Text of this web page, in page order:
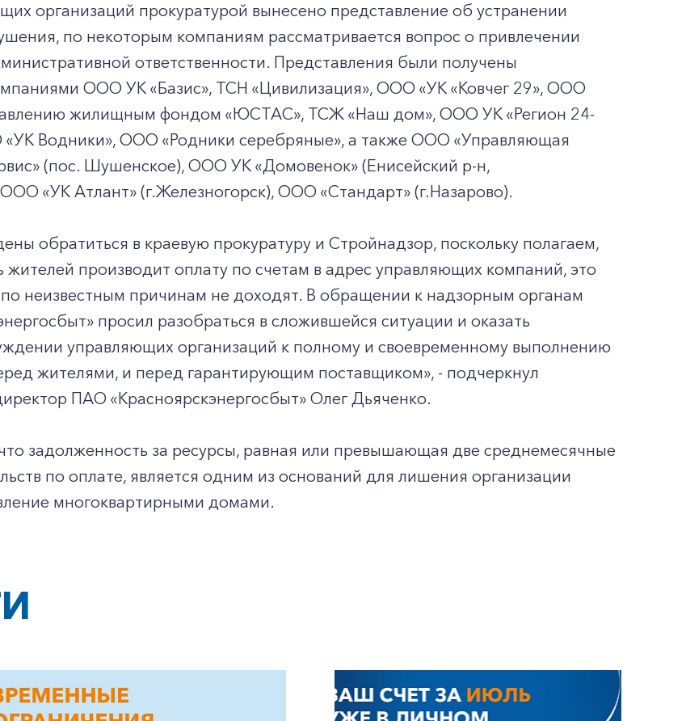
700-24-57
клиентам
организаций прокуратурой вынесено представление об устранении
по некоторым компаниям рассматривается вопрос о привлечении
ответственности. Представления были получены
ООО УК «Базис», ТСН «Цивилизация», ООО «УК «Ковчег 29», ООО
жилищным фондом «ЮСТАС», ТСЖ «Наш дом», ООО УК «Регион 24-
«УК Водники», ООО «Родники серебряные», а также ООО «Управляющая
(пос. Шушенское), ООО УК «Домовенок» (Енисейский р-н,
«УК Атлант» (г.Железногорск), ООО «Стандарт» (г.Назарово).
обратиться в краевую прокуратуру и Стройнадзор, поскольку полагаем,
жителей производит оплату по счетам в адрес управляющих компаний, это
по неизвестным причинам не доходят. В обращении к надзорным органам
просил разобраться в сложившейся ситуации и оказать
управляющих организаций к полному и своевременному выполнению
жителями, и перед гарантирующим поставщиком», - подчеркнул
ПАО «Красноярскэнергосбыт» Олег Дьяченко.
задолженность за ресурсы, равная или превышающая две среднемесячные
по оплате, является одним из оснований для лишения организации
многоквартирными домами.